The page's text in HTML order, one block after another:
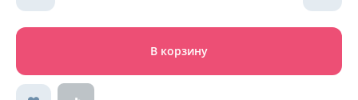
В корзину